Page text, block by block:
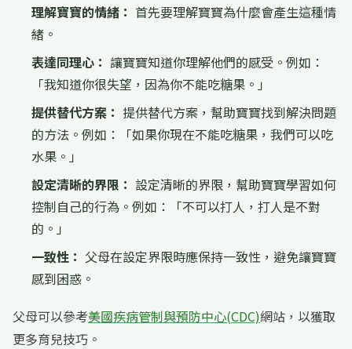
理解寶寶的情緒： 首先要理解寶寶為什麼會產生這種情
緒。
表達同理心： 讓寶寶知道你理解他們的感受。例如：
「我知道你很失望，因為你不能吃糖果。」
提供替代方案： 提供替代方案，幫助寶寶找到解決問題
的方法。例如：「如果你現在不能吃糖果，我們可以吃
水果。」
設定清晰的界限： 設定清晰的界限，幫助寶寶學習如何
控制自己的行為。例如：「不可以打人，打人是不對
的。」
一致性： 父母在設定界限時應保持一致性，避免讓寶寶
感到困惑。
父母可以參考美國疾病管制與預防中心(CDC)網站，以獲取
更多育兒技巧。